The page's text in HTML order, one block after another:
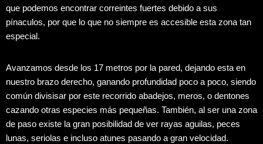
que podemos encontrar correintes fuertes debido a sus
pínaculos, por que lo que no siempre es accesible esta zona tan
especial.
Avanzamos desde los 17 metros por la pared, dejando esta en
nuestro brazo derecho, ganando profundidad poco a poco, siendo
común divisisar por este recorrido abadejos, meros, o dentones
cazando otras especies más pequeñas. También, al ser una zona
de paso existe la gran posibilidad de ver rayas aguilas, peces
lunas, seriolas e incluso atunes pasando a gran velocidad.